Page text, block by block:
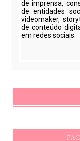
de imprensa,
de entidades
videomaker,
de conteúdo
em redes sociais.